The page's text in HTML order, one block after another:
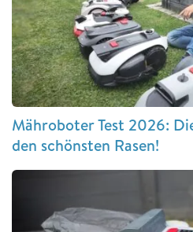
Mähroboter Test 2026:
den schönsten Rasen!